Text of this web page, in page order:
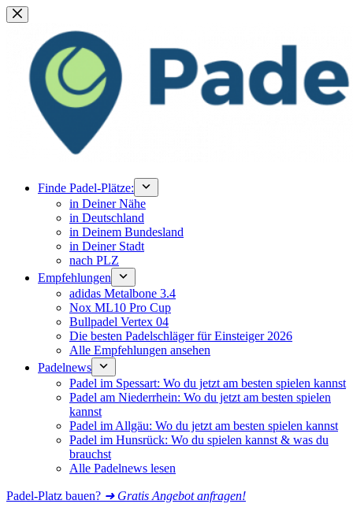
Zum
Inhalt
springen
Finde Padel-Plätze:
in Deiner Nähe
in Deutschland
in Deinem Bundesland
in Deiner Stadt
nach PLZ
Empfehlungen
adidas Metalbone 3.4
Nox ML10 Pro Cup
Bullpadel Vertex 04
Die besten Padelschläger für Einsteiger 2026
Alle Empfehlungen ansehen
Padelnews
Padel im Spessart: Wo du jetzt am besten spielen kannst
Padel am Niederrhein: Wo du jetzt am besten spielen
kannst
Padel im Allgäu: Wo du jetzt am besten spielen kannst
Padel im Hunsrück: Wo du spielen kannst & was du
brauchst
Alle Padelnews lesen
Padel-Platz bauen? ➜ Gratis Angebot anfragen!